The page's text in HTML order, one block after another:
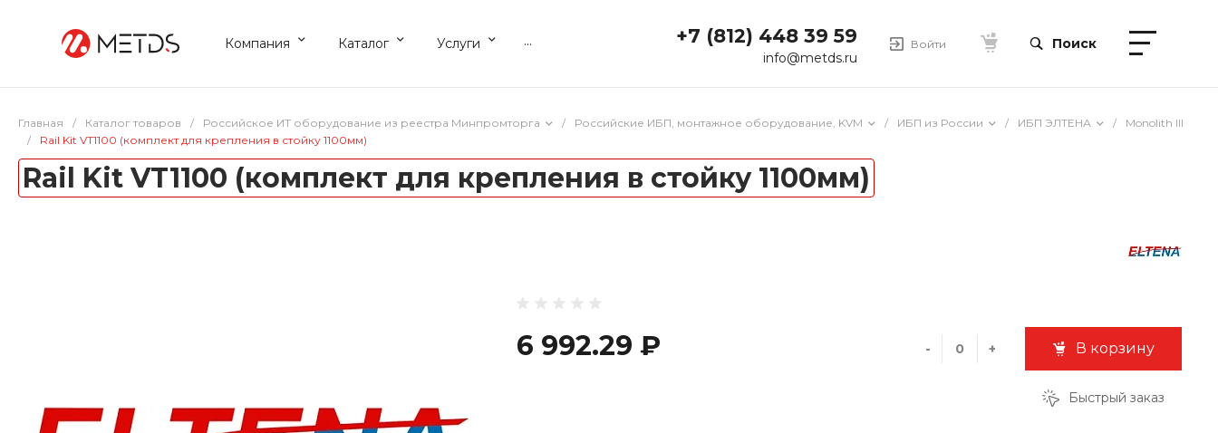
Компания Каталог Услуги ... +7 (812) 448 39 59
info@metds.ru
Войти Поиск
Главная / Каталог товаров / Российское ИТ оборудование из реестра Минпромторга / Российские ИБП, монтажное оборудование, KVM / ИБП из России / ИБП ЭЛТЕНА /
Monolith III
/
Rail Kit VT1100 (комплект для крепления в стойку 1100мм)
Rail Kit VT1100 (комплект для крепления в стойку 1100мм)
6 992.29 ₽ - + В корзину
Быстрый заказ